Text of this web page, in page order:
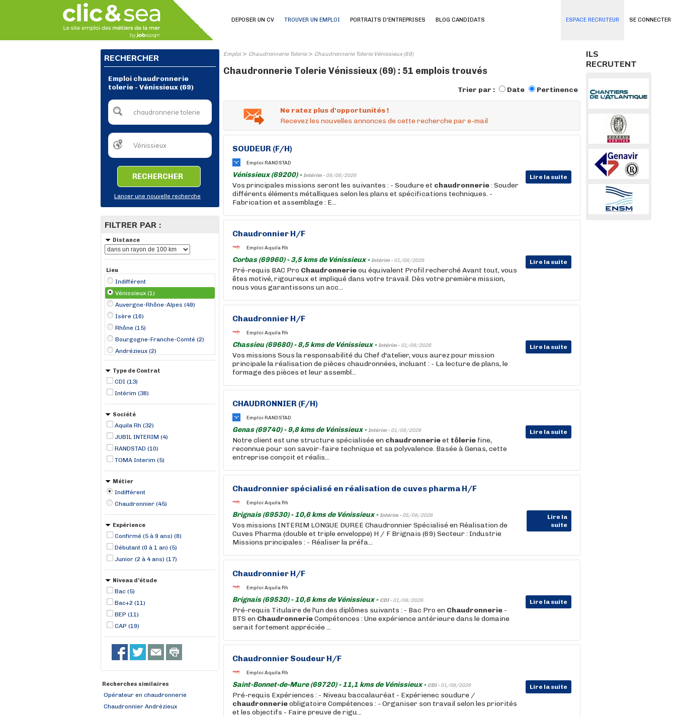
SE CONNECTER
DEPOSER UN CV TROUVER UN EMPLOI PORTRAITS D'ENTREPRISES BLOG CANDIDATS ESPACE RECRUTEUR
RECHERCHER
Emploi chaudronnerie
tolerie - Vénissieux (69)
RECHERCHER
Lancer une nouvelle recherche
FILTRER PAR :
Distance
Lieu
Indifférent
Vénissieux (1)
Auvergne-Rhône-Alpes (49)
Isère (16)
Rhône (15)
Bourgogne-Franche-Comté (2)
Andrézieux (2)
Brignais (2)
Grenoble (2)
Le Chambon-Feugerolles (2)
Meyzieux (2)
Type de Contrat
CDI (13)
Intérim (38)
Société
Aquila Rh (32)
JUBIL INTERIM (4)
RANDSTAD (10)
TOMA Interim (5)
Métier
Indifférent
Chaudronnier (45)
Expérience
Confirmé (5 à 9 ans) (8)
Débutant (0 à 1 an) (5)
Junior (2 à 4 ans) (17)
Niveau d'étude
Bac (5)
Bac+2 (11)
BEP (11)
CAP (19)
Recherches similaires
Opérateur en chaudronnerie
Chaudronnier Andrézieux
Emploi> Chaudronnerie Tolerie> Chaudronnerie Tolerie Vénissieux (69)
Chaudronnerie Tolerie Vénissieux (69) : 51 emplois trouvés
Trier par : Date Pertinence
Ne ratez plus d'opportunités !
Recevez les nouvelles annonces de cette recherche par e-mail
SOUDEUR (F/H)
Emploi RANDSTAD
Vénissieux (69200) -Intérim - 08/08/2026 Lire la suite
Vos principales missions seront les suivantes : - Soudure et chaudronnerie: Souder
différents éléments métalliques selon les plans et spécifications techniques. -
Fabrication et assemblage : E...
Chaudronnier H/F
Emploi Aquila Rh
Corbas (69960) - 3,5 kms de Vénissieux -Intérim - 01/08/2026 Lire la suite
Pré-requis BAC Pro Chaudronnerieou équivalent Profil recherché Avant tout, vous
êtes motivé, rigoureux et impliqué dans votre travail. Dès votre première mission,
nous vous garantissons un acc...
Chaudronnier H/F
Emploi Aquila Rh
Chassieu (69680) - 8,5 kms de Vénissieux -Intérim - 01/08/2026 Lire la suite
Vos missions Sous la responsabilité du Chef d'atelier, vous aurez pour mission
principale la réalisation de pièces chaudronnées, incluant : - La lecture de plans, le
formage des pièces et leur assembl...
CHAUDRONNIER (F/H)
Emploi RANDSTAD
Genas (69740) - 9,8 kms de Vénissieux -Intérim - 01/08/2026 Lire la suite
Notre client est une structure spécialisée en chaudronnerieet tôlerie fine,
reconnue pour son savoir-faire technique et sa polyvalence. Basée à Genas, cette
entreprise conçoit et réalis...
Chaudronnier spécialisé en réalisation de cuves pharma H/F
Emploi Aquila Rh
Brignais (69530) - 10,6 kms de Vénissieux -Intérim - 05/08/2026
Lire la
suite
Vos missions INTERIM LONGUE DUREE Chaudronnier Spécialisé en Réalisation de
Cuves Pharma (double et triple enveloppe) H / F Brignais (69) Secteur : Industrie
Missions principales : - Réaliser la préfa...
Chaudronnier H/F
Emploi Aquila Rh
Brignais (69530) - 10,6 kms de Vénissieux - CDI - 01/08/2026 Lire la suite
Pré-requis Titulaire de l'un des diplômes suivants : - Bac Pro en Chaudronnerie -
BTS en ChaudronnerieCompétences : Une expérience antérieure dans le domaine
serait fortement appréciée ...
Chaudronnier Soudeur H/F
Emploi Aquila Rh
Saint-Bonnet-de-Mure (69720) - 11,1 kms de Vénissieux - CDI - 01/08/2026 Lire la suite
Pré-requis Expériences : - Niveau baccalauréat - Expérienec soudure /
chaudronnerieobligatoire Compétences : - Organiser son travail selon les priorités
et les objectifs - Faire preuve de rigu...
ILS
RECRUTENT